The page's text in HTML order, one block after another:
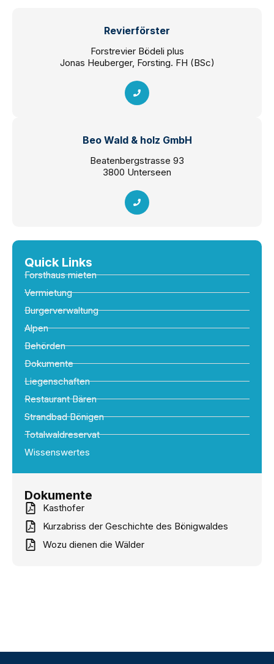
Revierförster
Forstrevier Bödeli plus
Jonas Heuberger, Forsting. FH (BSc)
Beo Wald & holz GmbH
Beatenbergstrasse 93
3800 Unterseen
Quick Links
Forsthaus mieten
Vermietung
Burgerverwaltung
Alpen
Behörden
Dokumente
Liegenschaften
Restaurant Bären
Strandbad Bönigen
Totalwaldreservat
Wissenswertes
Dokumente
Kasthofer
Kurzabriss der Geschichte des Bönigwaldes
Wozu dienen die Wälder